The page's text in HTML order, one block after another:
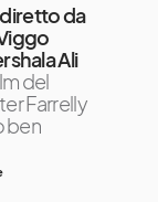
da
Ali
del
Farrelly
ben